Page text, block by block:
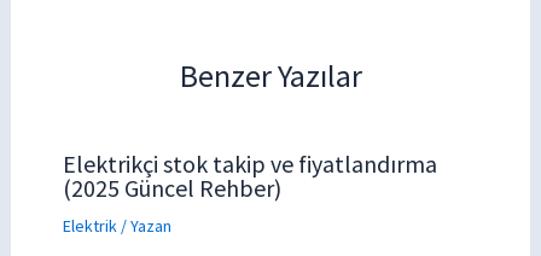
Benzer Yazılar
Elektrikçi stok takip ve fiyatlandırma
(2025 Güncel Rehber)
Elektrik/ Yazan